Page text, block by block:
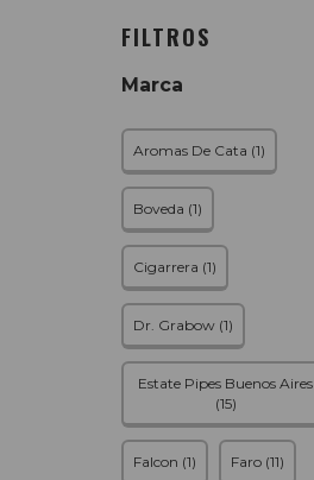
FILTROS
Marca
Aromas De Cata (1)
Boveda (1)
Cigarrera (1)
Dr. Grabow (1)
Estate Pipes Buenos Aires
(15)
Falcon (1) Faro (11)